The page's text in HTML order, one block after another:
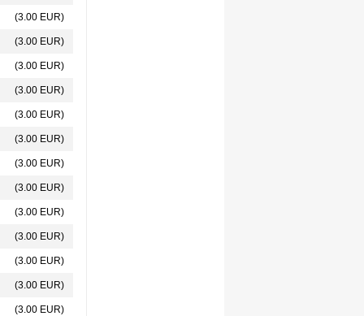
(3.00 EUR)
(3.00 EUR)
(3.00 EUR)
(3.00 EUR)
(3.00 EUR)
(3.00 EUR)
(3.00 EUR)
(3.00 EUR)
(3.00 EUR)
(3.00 EUR)
(3.00 EUR)
(3.00 EUR)
(3.00 EUR)